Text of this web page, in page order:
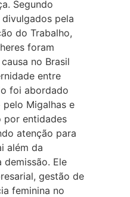
Segundo
pela
do Trabalho,
foram
no Brasil
entre
foi abordado
Migalhas e
por entidades
atenção para
além da
Ele
gestão de
feminina no